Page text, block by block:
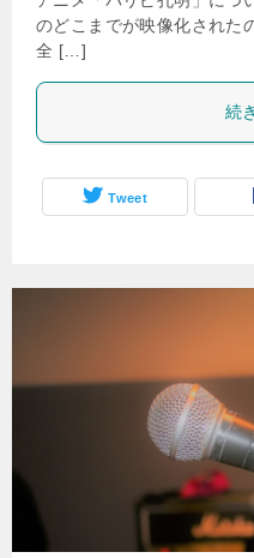
のどこまでが映像化された
全 […]
続
Tweet